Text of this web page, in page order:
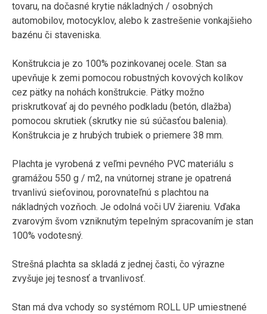
tovaru, na dočasné krytie nákladných / osobných
automobilov, motocyklov, alebo k zastrešenie vonkajšieho
bazénu či staveniska.
Konštrukcia je zo 100% pozinkovanej ocele. Stan sa
upevňuje k zemi pomocou robustných kovových kolíkov
cez pätky na nohách konštrukcie. Pätky možno
priskrutkovať aj do pevného podkladu (betón, dlažba)
pomocou skrutiek (skrutky nie sú súčasťou balenia).
Konštrukcia je z hrubých trubiek o priemere 38 mm.
Plachta je vyrobená z veľmi pevného PVC materiálu s
gramážou 550 g / m2, na vnútornej strane je opatrená
trvanlivú sieťovinou, porovnateľnú s plachtou na
nákladných vozňoch. Je odolná voči UV žiareniu. Vďaka
zvarovým švom vzniknutým tepelným spracovaním je stan
100% vodotesný.
Strešná plachta sa skladá z jednej časti, čo výrazne
zvyšuje jej tesnosť a trvanlivosť.
Stan má dva vchody so systémom ROLL UP umiestnené